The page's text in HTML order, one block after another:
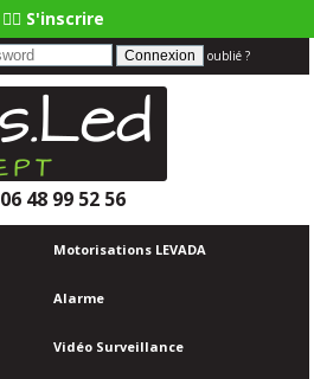
👆🏼 S'inscrire
oublié ?
06 48 99 52 56
Motorisations LEVADA
Alarme
Vidéo Surveillance